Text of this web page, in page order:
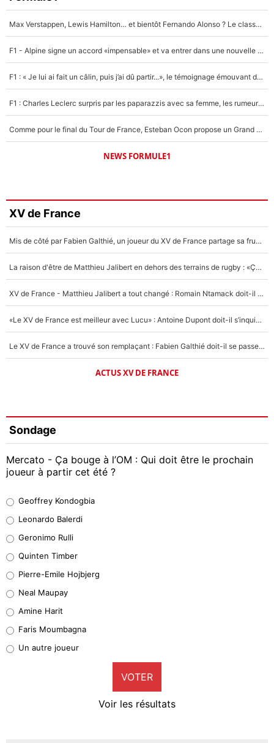
Max Verstappen, Lewis Hamilton… et bientôt Fernando Alonso ? Le classement des pilotes les mieux payés en Formule 1 risque de changer !
F1 - Alpine signe un accord «impensable» et va entrer dans une nouvelle dimension : Grande nouvelle pour Pierre Gasly !
F1 : « Je lui ai fait un câlin, puis j’ai dû partir...», le témoignage émouvant de Max Verstappen sur sa fille
F1 : Charles Leclerc surpris par les paparazzis avec sa femme, les rumeurs étaient vraies !
Comme pour le final du Tour de France, Esteban Ocon propose un Grand Prix de Formule 1 à Paris : «Autour de l’Arc de Triomphe, ce serait génial» !
NEWS FORMULE1
XV de France
Mis de côté par Fabien Galthié, un joueur du XV de France partage sa frustration : «ils ne me l’ont pas dit tout de suite»
La raison d'être de Matthieu Jalibert en dehors des terrains de rugby : «Ça m'atteint autant que si tu touches à un membre de ma famille»
XV de France - Matthieu Jalibert a tout changé : Romain Ntamack doit-il s’inquiéter pour sa place à un an de la Coupe du monde ?
«Le XV de France est meilleur avec Lucu» : Antoine Dupont doit-il s’inquiéter pour sa place ?
Le XV de France a trouvé son remplaçant : Fabien Galthié doit-il se passer d'Antoine Dupont ?
ACTUS XV DE FRANCE
Sondage
Mercato - Ça bouge à l’OM : Qui doit être le prochain
joueur à partir cet été ?
38%
32%
5%
1%
9%
Geoffrey Kondogbia
Leonardo Balerdi
Geronimo Rulli
Quinten Timber
Pierre-Emile Hojbjerg
Neal Maupay
Amine Harit
Faris Moumbagna
Un autre joueur
VOTER
Voir les résultats